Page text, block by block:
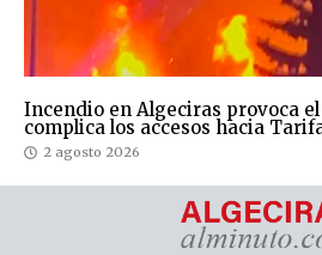
Incendio en Algeciras provoca
complica los accesos hacia
2 agosto 2026